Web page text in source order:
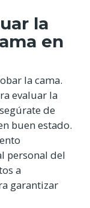
la
en
la cama.
evaluar la
de
buen estado.
personal del
a
garantizar